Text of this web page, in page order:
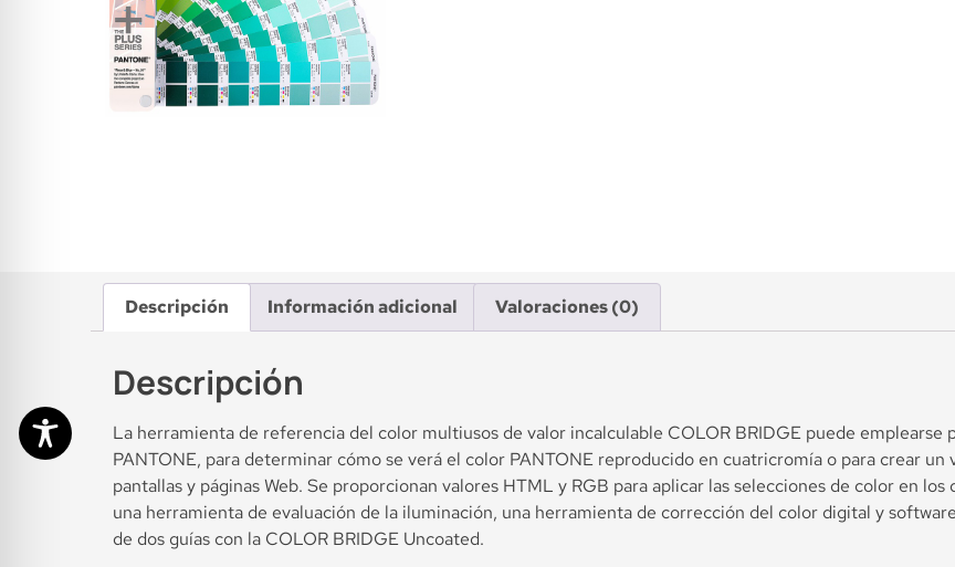
Descripción Información adicional Valoraciones (0)
Descripción
La herramienta de referencia del color multiusos de valor incalculable COLOR BRIDGE puede emplearse
PANTONE, para determinar cómo se verá el color PANTONE reproducido en cuatricromía o para crear
pantallas y páginas Web. Se proporcionan valores HTML y RGB para aplicar las selecciones de color en
una herramienta de evaluación de la iluminación, una herramienta de corrección del color digital y
de dos guías con la COLOR BRIDGE Uncoated.